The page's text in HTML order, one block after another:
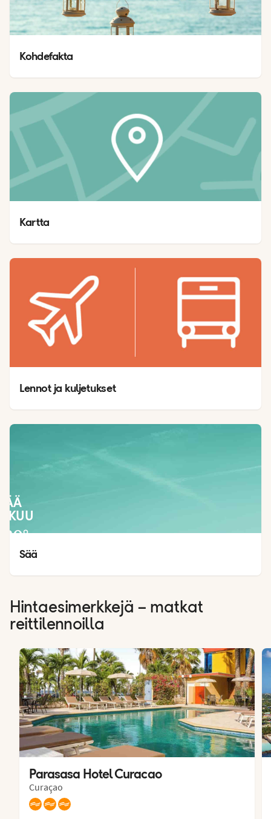
Kohdefakta
Lennot ja kuljetukset
30°
24°
Sää
Hintaesimerkkejä – matkat
reittilennoilla
Parasasa Hotel Curacao
Curaçao